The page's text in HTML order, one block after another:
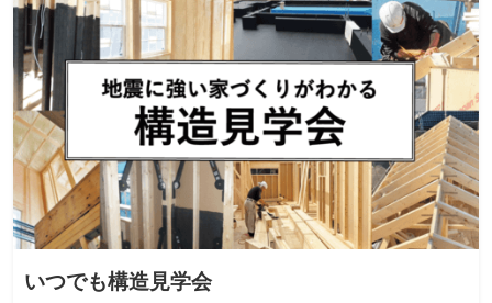
いつでも構造見学会